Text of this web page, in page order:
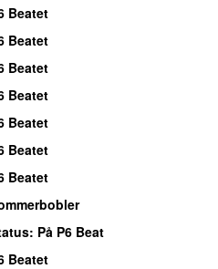
Beatet
Beatet
Beatet
Beatet
Beatet
Beatet
Beatet
: På P6 Beat
Beatet